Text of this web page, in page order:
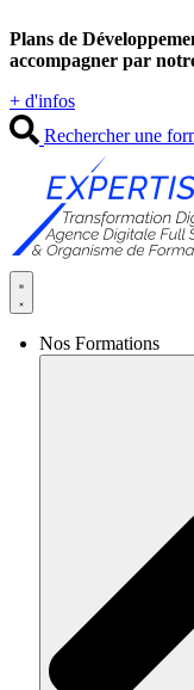
au
contenu
Plans de
accompagner par
+ d'infos
Rechercher une
Nos Formations